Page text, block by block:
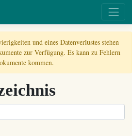
und eines Datenverlustes stehen
zur Verfügung. Es kann zu Fehlern
kommen.